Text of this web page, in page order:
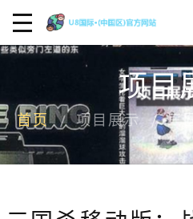
项目
首页 项目展示 三